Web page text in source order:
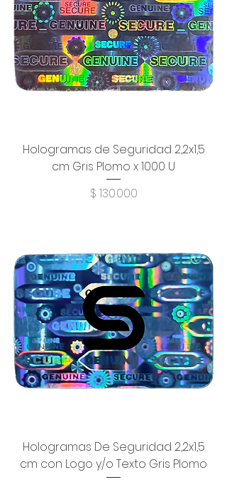
Hologramas de Seguridad 2,2x1,5
cm Gris Plomo x 1000 U
Precio
$ 130.000
Hologramas De Seguridad 2,2x1,5
cm con Logo y/o Texto Gris Plomo